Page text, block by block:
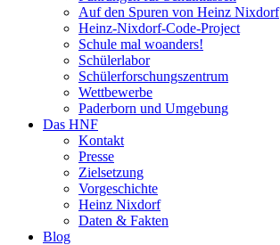
Auf den Spuren von Heinz Nixdorf
Heinz-Nixdorf-Code-Project
Schule mal woanders!
Schülerlabor
Schülerforschungszentrum
Wettbewerbe
Paderborn und Umgebung
Das HNF
Kontakt
Presse
Zielsetzung
Vorgeschichte
Heinz Nixdorf
Daten & Fakten
Blog